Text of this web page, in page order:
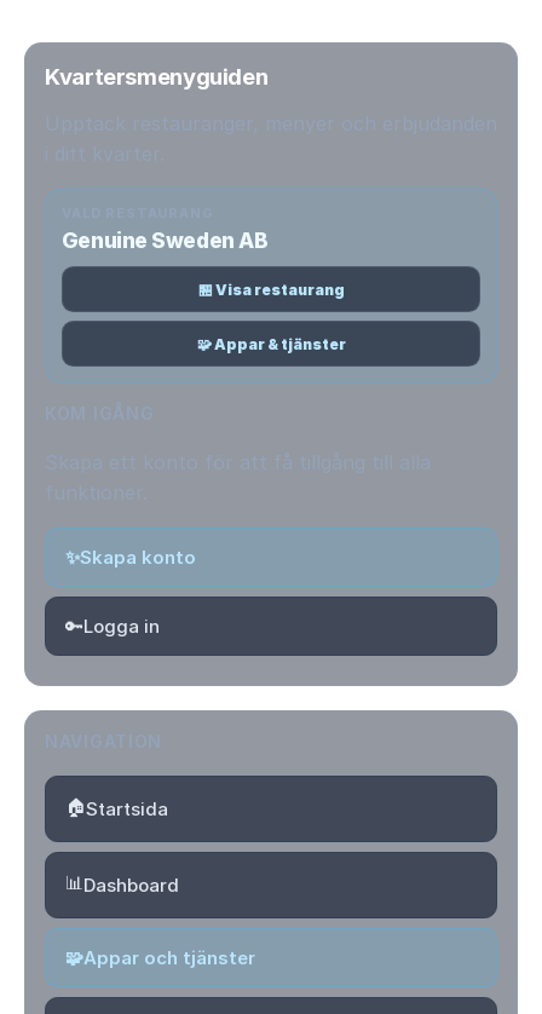
Kvartersmenyguiden
Genuine Sweden AB
🏪 Visa restaurang
🧩 Appar & tjänster
✨Skapa konto
🔑Logga in
🏠Startsida
📊Dashboard
🧩Appar och tjänster